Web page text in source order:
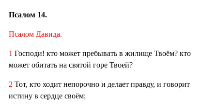
Псалом 14.
Псалом Давида.
1 Господи! кто может пребывать в жилище Твоём? кто
может обитать на святой горе Твоей?
2 Тот, кто ходит непорочно и делает правду, и говорит
истину в сердце своём;